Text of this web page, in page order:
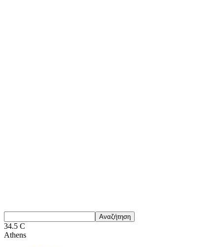
34.5 C
Athens